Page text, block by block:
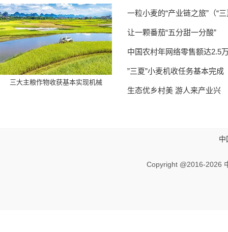
三大主粮作物收获基本实现机械
一粒小麦的“产业链之旅”（“
让一颗番茄“五分甜一分酸”
中国农村年网络零售额达2.5
”三夏”小麦机收任务基本完成
生态优乡村美 游人来产业兴
中
Copyright @2016-2026